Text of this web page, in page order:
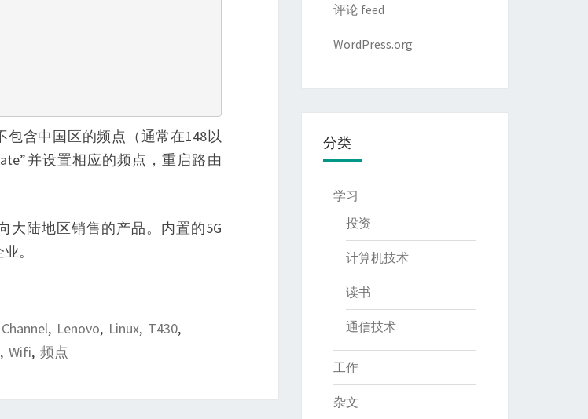
包含中国区的频点（通常在148以
并设置相应的频点，重启路由
大陆地区销售的产品。内置的5G
。
Channel, Lenovo, Linux, T430,
, Wifi, 频点
评论 feed
WordPress.org
分类
学习
投资
计算机技术
读书
通信技术
工作
杂文